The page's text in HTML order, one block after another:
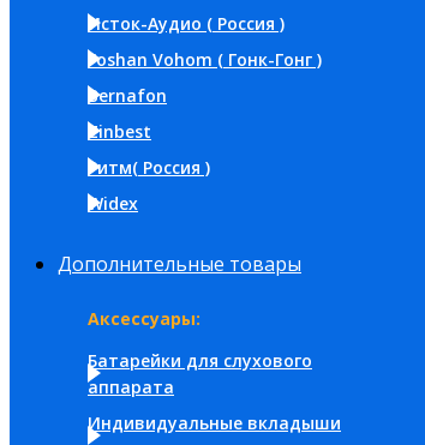
Исток-Аудио ( Россия )
Foshan Vohom ( Гонк-Гонг )
Bernafon
Zinbest
Ритм( Россия )
Widex
Дополнительные товары
Аксессуары:
Батарейки для слухового
аппарата
Индивидуальные вкладыши